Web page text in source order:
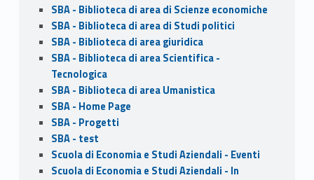
SBA - Biblioteca di area di Scienze economiche
SBA - Biblioteca di area di Studi politici
SBA - Biblioteca di area giuridica
SBA - Biblioteca di area Scientifica -
Tecnologica
SBA - Biblioteca di area Umanistica
SBA - Home Page
SBA - Progetti
SBA - test
Scuola di Economia e Studi Aziendali - Eventi
Scuola di Economia e Studi Aziendali - In